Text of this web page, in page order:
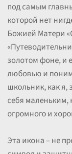
под самым
которой нет
Божией Матери
золотом фоне, и
любовью и
школьник, как я,
себя маленьким,
огромного и
Эта икона – не